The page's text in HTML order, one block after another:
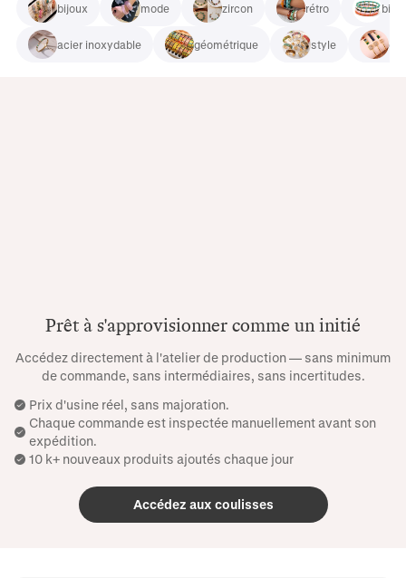
bijoux mode zircon rétro
acier inoxydable géométrique style
Prêt à s'approvisionner comme un initié
Accédez directement à l'atelier de production — sans minimum
de commande, sans intermédiaires, sans incertitudes.
Prix ​​d'usine réel, sans majoration.
Chaque commande est inspectée manuellement avant son
expédition.
10 k+ nouveaux produits ajoutés chaque jour
Accédez aux coulisses